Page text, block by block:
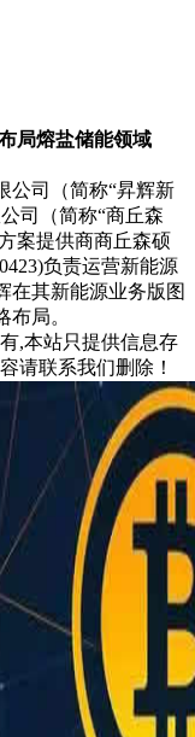
局熔盐储能领域
公司（简称“昇辉新
司（简称“商丘森
案提供商商丘森硕
负责运营新能源
在其新能源业务版图
布局。
,本站只提供信息存
请联系我们删除！